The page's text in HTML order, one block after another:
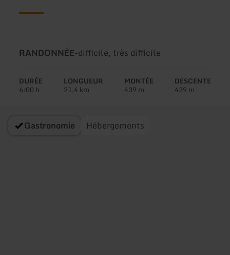
Type
circuit:
RANDONNÉE-Difficulté:
difficile, très difficile
DURÉE
6:00 h
LONGUEUR
21,4 km
MONTÉE
439 m
DESCENTE
439 m
Gastronomie Hébergements